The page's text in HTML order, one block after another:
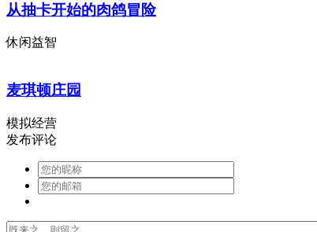
从抽卡开始的肉鸽冒险
休闲益智
麦琪顿庄园
模拟经营
发布评论